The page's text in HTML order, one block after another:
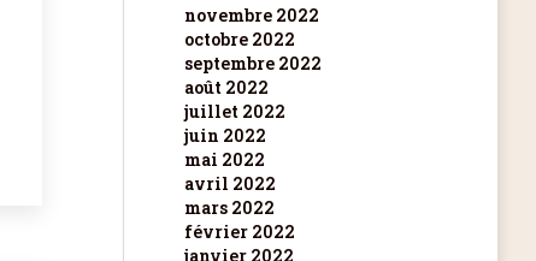
novembre 2022
octobre 2022
septembre 2022
août 2022
juillet 2022
juin 2022
mai 2022
avril 2022
mars 2022
février 2022
janvier 2022